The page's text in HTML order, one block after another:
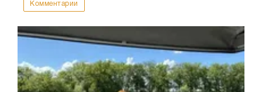
Комментарии